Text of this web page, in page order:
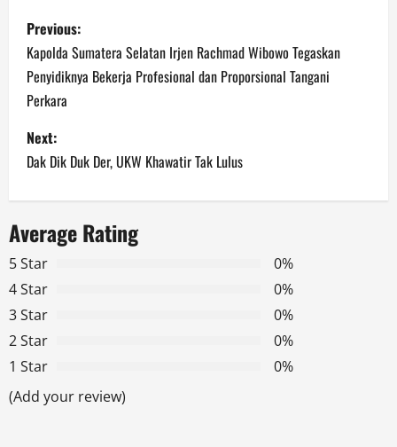
P
o
s
t
n
a
v
i
g
a
t
Previous:
Kapolda Sumatera Selatan Irjen Rachmad Wibowo Tegaskan
Penyidiknya Bekerja Profesional dan Proporsional Tangani
Perkara
Next:
Dak Dik Duk Der, UKW Khawatir Tak Lulus
Average Rating
5 Star
0%
4 Star
0%
3 Star
0%
2 Star
0%
1 Star
0%
(Add your review)